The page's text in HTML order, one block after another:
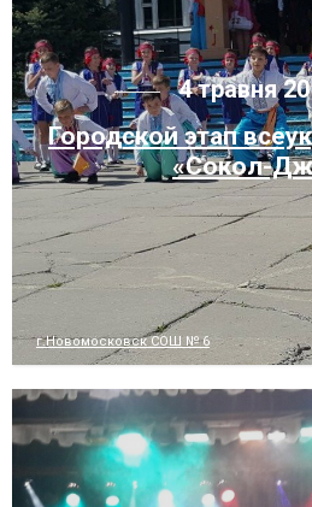
4 травня
Городской этап
«Сокол-
г.Новомосковск СОШ № 6